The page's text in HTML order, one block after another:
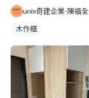
unix奇建企業-陳福全
木作櫃